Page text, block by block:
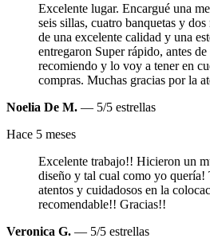
Excelente lugar. Encargué una
seis sillas, cuatro banquetas y dos
de una excelente calidad y una
entregaron Super rápido, antes
recomiendo y lo voy a tener en
compras. Muchas gracias por la
Noelia De M. — 5/5 estrellas
Hace 5 meses
Excelente trabajo!! Hicieron un
diseño y tal cual como yo
atentos y cuidadosos en la
recomendable!! Gracias!!
Veronica G. — 5/5 estrellas